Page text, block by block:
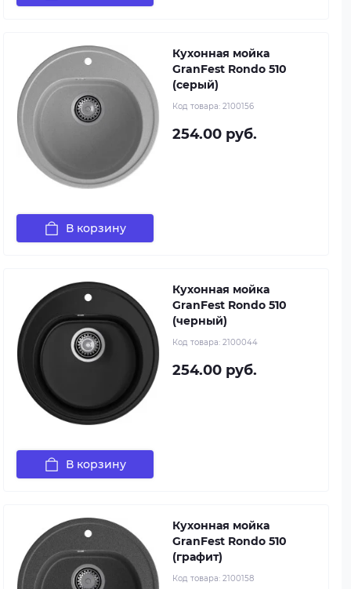
Кухонная мойка
GranFest Rondo 510
(серый)
Код товара: 2100156
254.00 руб.
В корзину
Кухонная мойка
GranFest Rondo 510
(черный)
Код товара: 2100044
254.00 руб.
В корзину
Кухонная мойка
GranFest Rondo 510
(графит)
Код товара: 2100158